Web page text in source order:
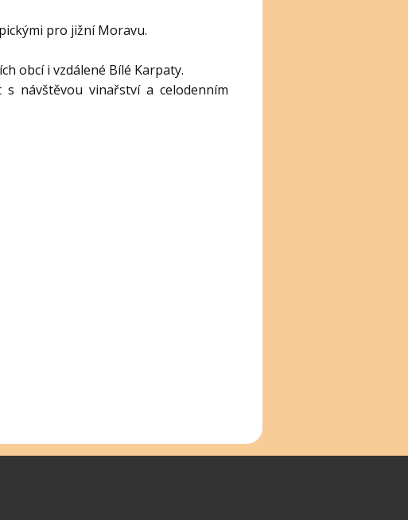
pro jižní Moravu.
obcí i vzdálené Bílé Karpaty.
návštěvou vinařství a celodenním